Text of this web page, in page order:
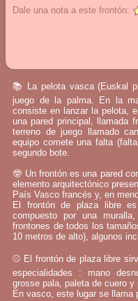
Dale una nota a este frontón:
📚 La pelota vasca (Euskal
juego de la palma. En la
consiste en lanzar la pelota,
una pared principal, llamada
terreno de juego llamado
equipo comete una falta
segundo bote.
🤓 Un frontón es una pared
elemento arquitectónico
País Vasco francés y, en
El frontón de plaza libre es
compuesto por una
frontones de todos los
10 metros de alto), algunos
⚾ El frontón de plaza libre
especialidades : mano
grosse pala, paleta de cuero
En vasco, este lugar se llama